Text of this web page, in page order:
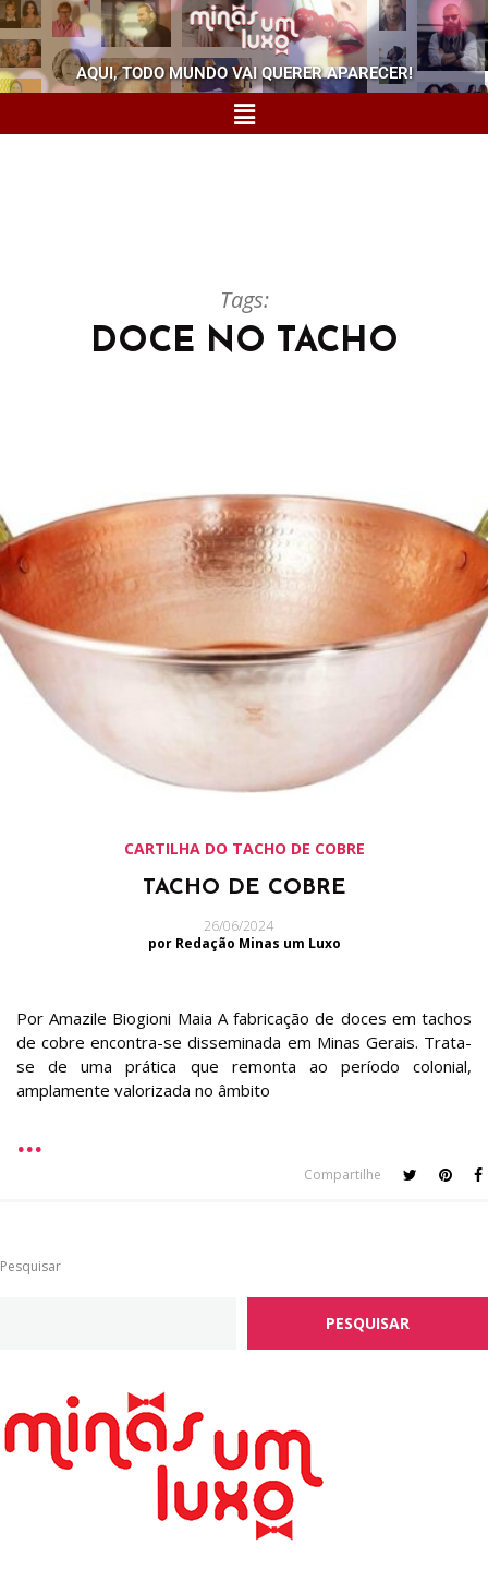
AQUI, TODO MUNDO VAI QUERER APARECER!
Tags:
DOCE NO TACHO
CARTILHA DO TACHO DE COBRE
TACHO DE COBRE
26/06/2024
por Redação Minas um Luxo
Por Amazile Biogioni Maia A fabricação de doces em tachos
de cobre encontra-se disseminada em Minas Gerais. Trata-
se de uma prática que remonta ao período colonial,
amplamente valorizada no âmbito
Compartilhe
Pesquisar
PESQUISAR